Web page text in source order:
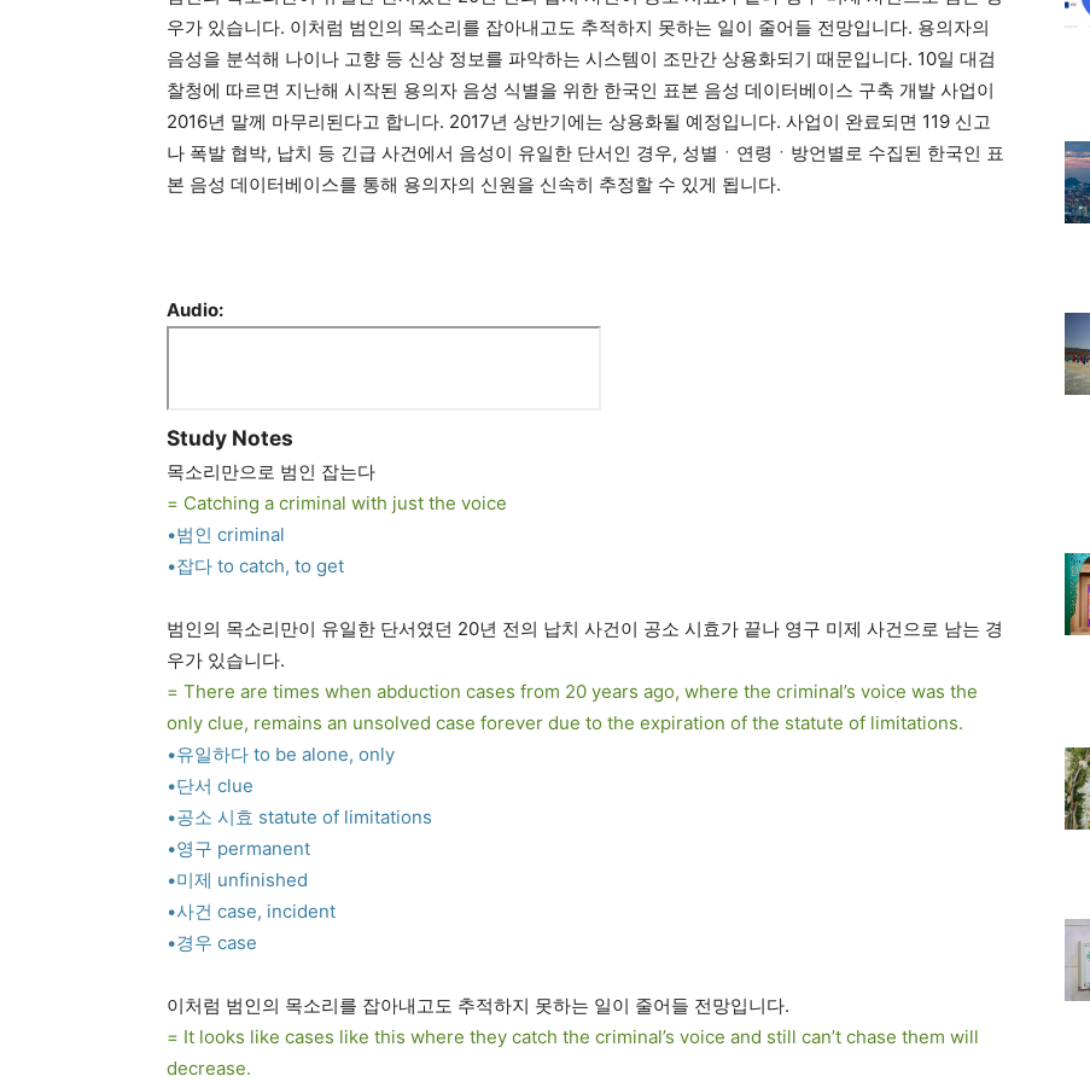
우가 있습니다. 이처럼 범인의 목소리를 잡아내고도 추적하지 못하는 일이 줄어들 전망입니다. 용의자의
음성을 분석해 나이나 고향 등 신상 정보를 파악하는 시스템이 조만간 상용화되기 때문입니다. 10일 대검
찰청에 따르면 지난해 시작된 용의자 음성 식별을 위한 한국인 표본 음성 데이터베이스 구축 개발 사업이
2016년 말께 마무리된다고 합니다. 2017년 상반기에는 상용화될 예정입니다. 사업이 완료되면 119 신고
나 폭발 협박, 납치 등 긴급 사건에서 음성이 유일한 단서인 경우, 성별ㆍ연령ㆍ방언별로 수집된 한국인 표
본 음성 데이터베이스를 통해 용의자의 신원을 신속히 추정할 수 있게 됩니다.
Audio:
Study Notes
목소리만으로 범인 잡는다
= Catching a criminal with just the voice
•범인 criminal
•잡다 to catch, to get
범인의 목소리만이 유일한 단서였던 20년 전의 납치 사건이 공소 시효가 끝나 영구 미제 사건으로 남는 경
우가 있습니다.
= There are times when abduction cases from 20 years ago, where the criminal’s voice was the
only clue, remains an unsolved case forever due to the expiration of the statute of limitations.
•유일하다 to be alone, only
•단서 clue
•공소 시효 statute of limitations
•영구 permanent
•미제 unfinished
•사건 case, incident
•경우 case
이처럼 범인의 목소리를 잡아내고도 추적하지 못하는 일이 줄어들 전망입니다.
= It looks like cases like this where they catch the criminal’s voice and still can’t chase them will
decrease.